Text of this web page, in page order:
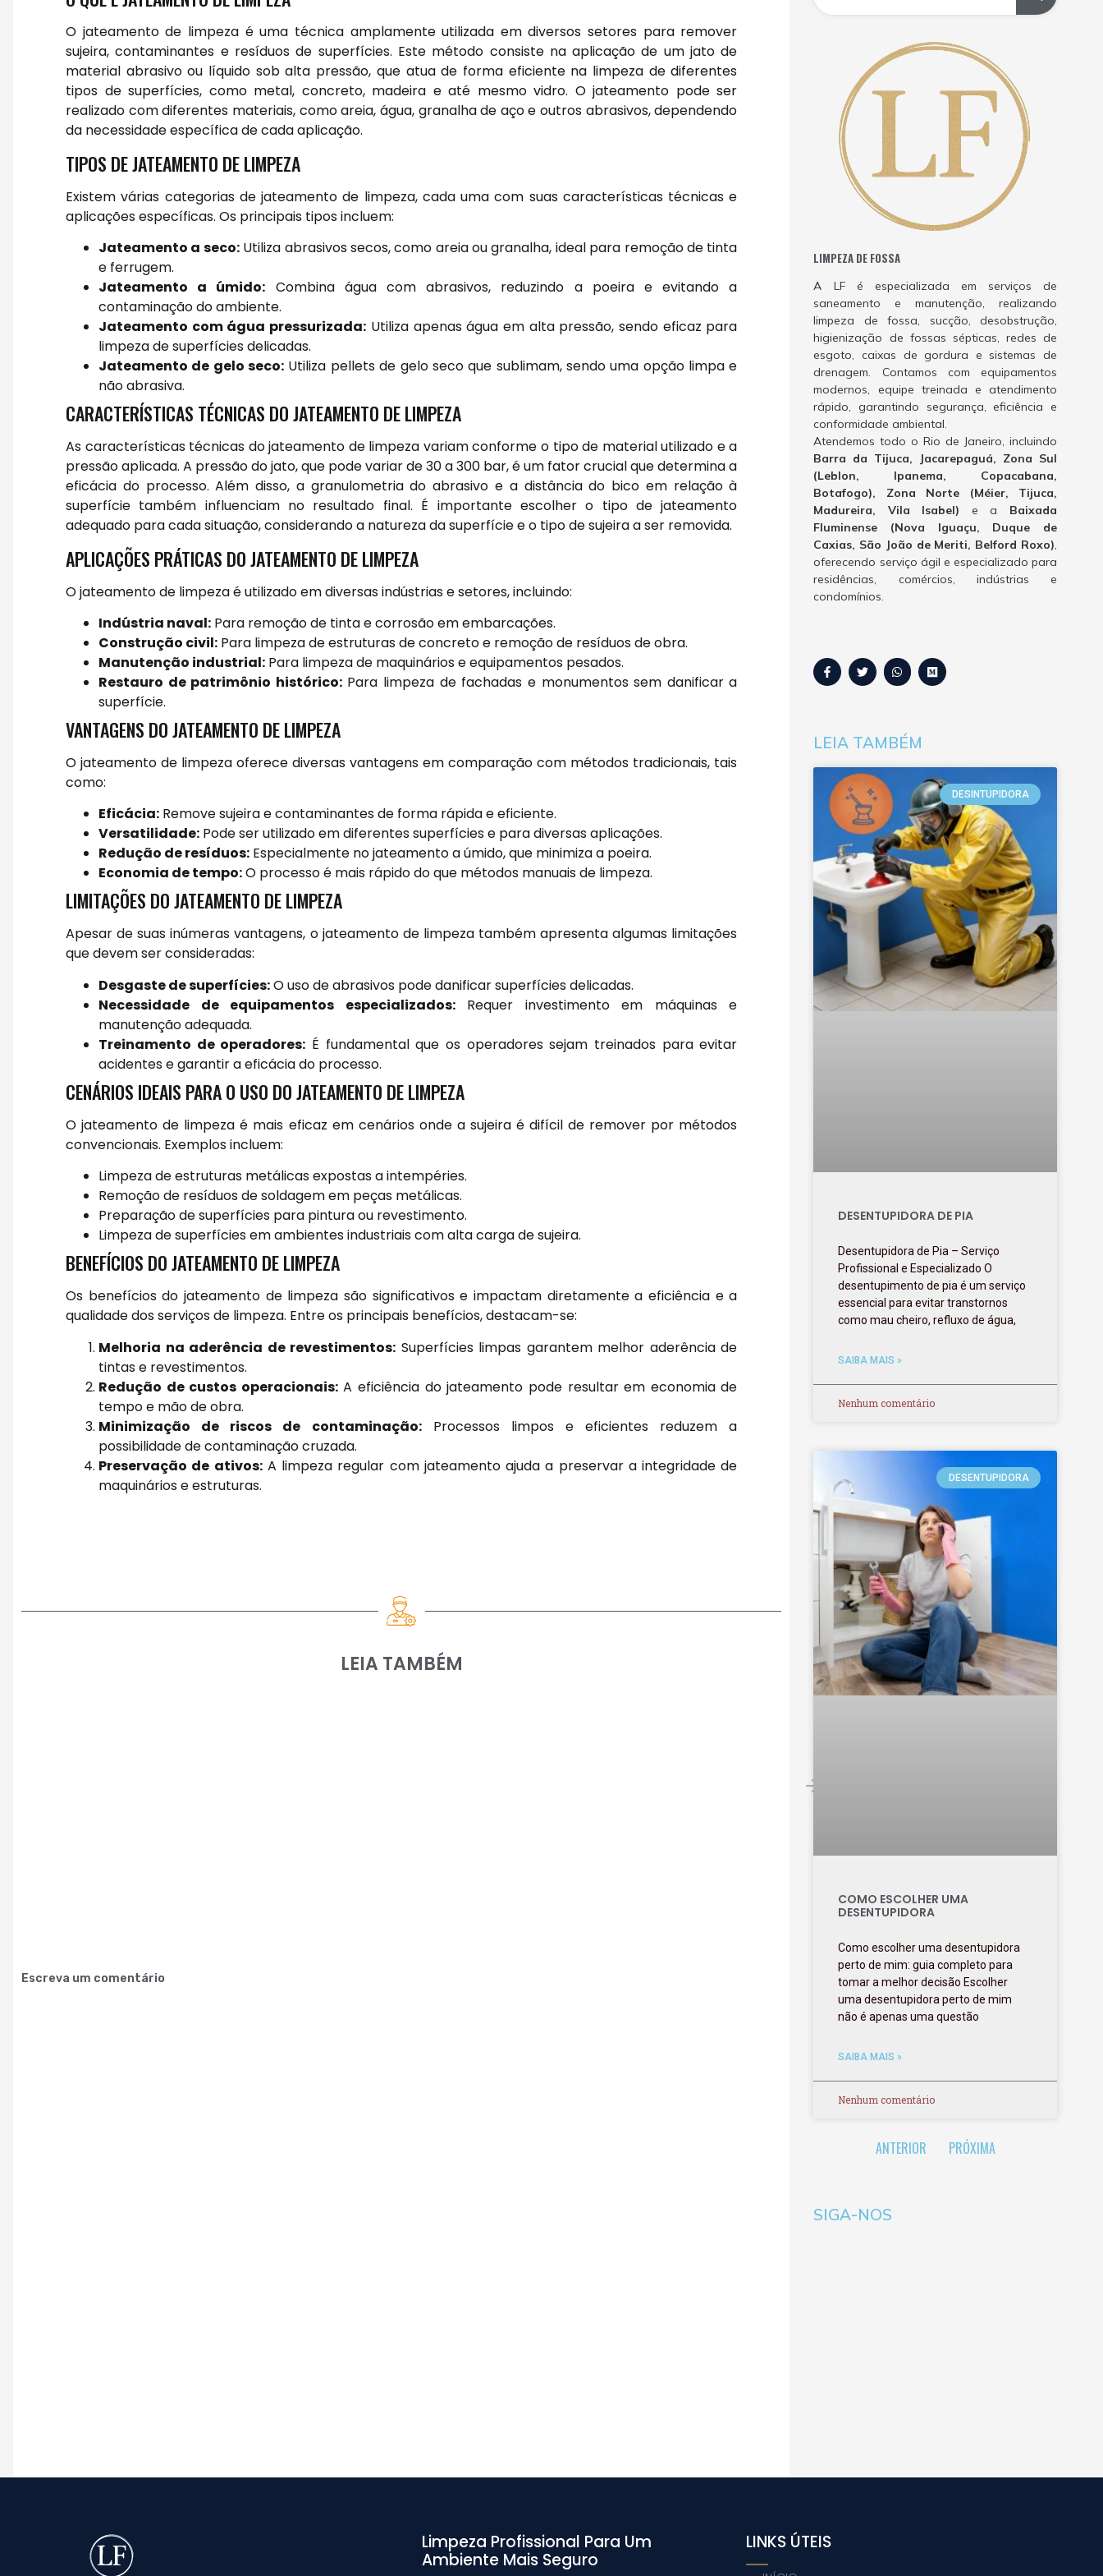
O jateamento de limpeza é uma técnica amplamente utilizada em diversos setores para remover
sujeira, contaminantes e resíduos de superfícies. Este método consiste na aplicação de um jato de
material abrasivo ou líquido sob alta pressão, que atua de forma eficiente na limpeza de diferentes
tipos de superfícies, como metal, concreto, madeira e até mesmo vidro. O jateamento pode ser
realizado com diferentes materiais, como areia, água, granalha de aço e outros abrasivos, dependendo
da necessidade específica de cada aplicação.
TIPOS DE JATEAMENTO DE LIMPEZA
Existem várias categorias de jateamento de limpeza, cada uma com suas características técnicas e
aplicações específicas. Os principais tipos incluem:
Jateamento a seco:Utiliza abrasivos secos, como areia ou granalha, ideal para remoção de tinta
e ferrugem.
Jateamento a úmido: Combina água com abrasivos, reduzindo a poeira e evitando a
contaminação do ambiente.
Jateamento com água pressurizada: Utiliza apenas água em alta pressão, sendo eficaz para
limpeza de superfícies delicadas.
Jateamento de gelo seco: Utiliza pellets de gelo seco que sublimam, sendo uma opção limpa e
não abrasiva.
CARACTERÍSTICAS TÉCNICAS DO JATEAMENTO DE LIMPEZA
As características técnicas do jateamento de limpeza variam conforme o tipo de material utilizado e a
pressão aplicada. A pressão do jato, que pode variar de 30 a 300 bar, é um fator crucial que determina a
eficácia do processo. Além disso, a granulometria do abrasivo e a distância do bico em relação à
superfície também influenciam no resultado final. É importante escolher o tipo de jateamento
adequado para cada situação, considerando a natureza da superfície e o tipo de sujeira a ser removida.
APLICAÇÕES PRÁTICAS DO JATEAMENTO DE LIMPEZA
O jateamento de limpeza é utilizado em diversas indústrias e setores, incluindo:
Indústria naval: Para remoção de tinta e corrosão em embarcações.
Construção civil: Para limpeza de estruturas de concreto e remoção de resíduos de obra.
Manutenção industrial: Para limpeza de maquinários e equipamentos pesados.
Restauro de patrimônio histórico:Para limpeza de fachadas e monumentos sem danificar a
superfície.
VANTAGENS DO JATEAMENTO DE LIMPEZA
O jateamento de limpeza oferece diversas vantagens em comparação com métodos tradicionais, tais
como:
Eficácia: Remove sujeira e contaminantes de forma rápida e eficiente.
Versatilidade: Pode ser utilizado em diferentes superfícies e para diversas aplicações.
Redução de resíduos: Especialmente no jateamento a úmido, que minimiza a poeira.
Economia de tempo:O processo é mais rápido do que métodos manuais de limpeza.
LIMITAÇÕES DO JATEAMENTO DE LIMPEZA
Apesar de suas inúmeras vantagens, o jateamento de limpeza também apresenta algumas limitações
que devem ser consideradas:
Desgaste de superfícies:O uso de abrasivos pode danificar superfícies delicadas.
Necessidade de equipamentos especializados:Requer investimento em máquinas e
manutenção adequada.
Treinamento de operadores: É fundamental que os operadores sejam treinados para evitar
acidentes e garantir a eficácia do processo.
CENÁRIOS IDEAIS PARA O USO DO JATEAMENTO DE LIMPEZA
O jateamento de limpeza é mais eficaz em cenários onde a sujeira é difícil de remover por métodos
convencionais. Exemplos incluem:
Limpeza de estruturas metálicas expostas a intempéries.
Remoção de resíduos de soldagem em peças metálicas.
Preparação de superfícies para pintura ou revestimento.
Limpeza de superfícies em ambientes industriais com alta carga de sujeira.
BENEFÍCIOS DO JATEAMENTO DE LIMPEZA
Os benefícios do jateamento de limpeza são significativos e impactam diretamente a eficiência e a
qualidade dos serviços de limpeza. Entre os principais benefícios, destacam-se:
Melhoria na aderência de revestimentos: Superfícies limpas garantem melhor aderência de
tintas e revestimentos.
Redução de custos operacionais:A eficiência do jateamento pode resultar em economia de
tempo e mão de obra.
Minimização de riscos de contaminação:Processos limpos e eficientes reduzem a
possibilidade de contaminação cruzada.
Preservação de ativos:A limpeza regular com jateamento ajuda a preservar a integridade de
maquinários e estruturas.
LEIA TAMBÉM
Escreva um comentário
LIMPEZA DE FOSSA
A LF é especializada em serviços de
saneamento e manutenção, realizando
limpeza de fossa, sucção, desobstrução,
higienização de fossas sépticas, redes de
esgoto, caixas de gordura e sistemas de
drenagem. Contamos com equipamentos
modernos, equipe treinada e atendimento
rápido, garantindo segurança, eficiência e
conformidade ambiental.
Atendemos todo o Rio de Janeiro, incluindo
Barra da Tijuca, Jacarepaguá, Zona Sul
(Leblon, Ipanema, Copacabana,
Botafogo), Zona Norte (Méier, Tijuca,
Madureira, Vila Isabel) e a Baixada
Fluminense (Nova Iguaçu, Duque de
Caxias, São João de Meriti, Belford Roxo),
oferecendo serviço ágil e especializado para
residências, comércios, indústrias e
condomínios.
LEIA TAMBÉM
DESINTUPIDORA
DESENTUPIDORA DE PIA
Desentupidora de Pia – Serviço
Profissional e Especializado O
desentupimento de pia é um serviço
essencial para evitar transtornos
como mau cheiro, refluxo de água,
SAIBA MAIS »
Nenhum comentário
DESENTUPIDORA
COMO ESCOLHER UMA
DESENTUPIDORA
Como escolher uma desentupidora
perto de mim: guia completo para
tomar a melhor decisão Escolher
uma desentupidora perto de mim
não é apenas uma questão
SAIBA MAIS »
Nenhum comentário
ANTERIOR PRÓXIMA
SIGA-NOS
Limpeza Profissional Para Um
Ambiente Mais Seguro
LINKS ÚTEIS